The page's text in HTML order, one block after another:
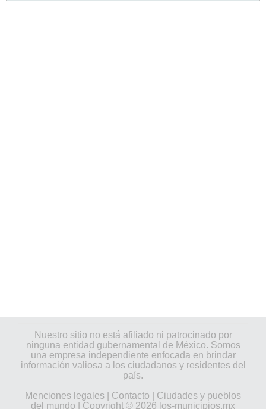
Nuestro sitio no está afiliado ni patrocinado por
ninguna entidad gubernamental de México. Somos
una empresa independiente enfocada en brindar
información valiosa a los ciudadanos y residentes del
país.
Menciones legales
Contacto
Ciudades y pueblos
del mundo | Copyright © 2026 los-municipios.mx